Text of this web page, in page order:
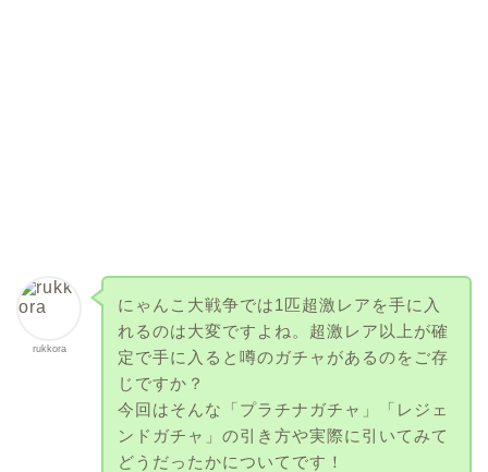
rukkora
にゃんこ大戦争では1匹超激レアを手に入
れるのは大変ですよね。超激レア以上が確
定で手に入ると噂のガチャがあるのをご存
じですか？
今回はそんな「プラチナガチャ」「レジェ
ンドガチャ」の引き方や実際に引いてみて
どうだったかについてです！